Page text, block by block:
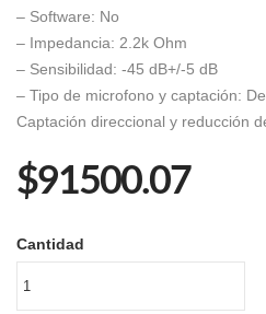
– Software: No
– Impedancia: 2.2k Ohm
– Sensibilidad: -45 dB+/-5 dB
– Tipo de microfono y captación:
Captación direccional y reducción
$91500.07
Cantidad